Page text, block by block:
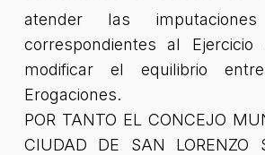
atender las
correspondientes al Ejercicio
modificar el equilibrio
Erogaciones.
POR TANTO EL CONCEJO
CIUDAD DE SAN LORENZO